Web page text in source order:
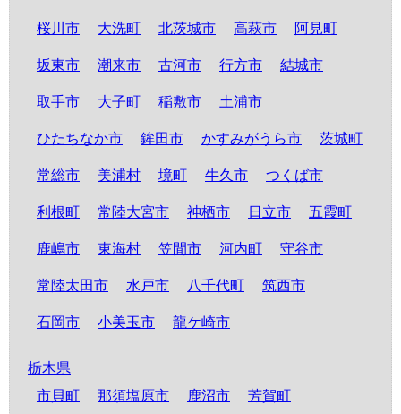
桜川市 大洗町 北茨城市 高萩市 阿見町
坂東市 潮来市 古河市 行方市 結城市
取手市 大子町 稲敷市 土浦市
ひたちなか市 鉾田市 かすみがうら市 茨城町
常総市 美浦村 境町 牛久市 つくば市
利根町 常陸大宮市 神栖市 日立市 五霞町
鹿嶋市 東海村 笠間市 河内町 守谷市
常陸太田市 水戸市 八千代町 筑西市
石岡市 小美玉市 龍ケ崎市
栃木県
市貝町
那須塩原市 鹿沼市 芳賀町